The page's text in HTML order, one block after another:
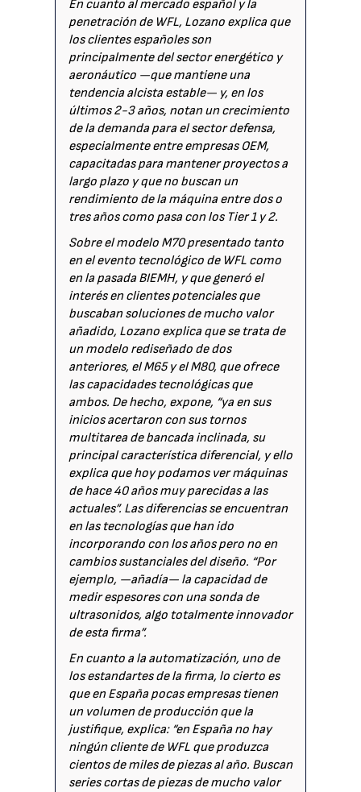
En cuanto al mercado español y la
penetración de WFL, Lozano explica que
los clientes españoles son
principalmente del sector energético y
aeronáutico —que mantiene una
tendencia alcista estable— y, en los
últimos 2-3 años, notan un crecimiento
de la demanda para el sector defensa,
especialmente entre empresas OEM,
capacitadas para mantener proyectos a
largo plazo y que no buscan un
rendimiento de la máquina entre dos o
tres años como pasa con los Tier 1 y 2.
Sobre el modelo M70 presentado tanto
en el evento tecnológico de WFL como
en la pasada BIEMH, y que generó el
interés en clientes potenciales que
buscaban soluciones de mucho valor
añadido, Lozano explica que se trata de
un modelo rediseñado de dos
anteriores, el M65 y el M80, que ofrece
las capacidades tecnológicas que
ambos. De hecho, expone, “ya en sus
inicios acertaron con sus tornos
multitarea de bancada inclinada, su
principal característica diferencial, y ello
explica que hoy podamos ver máquinas
de hace 40 años muy parecidas a las
actuales”. Las diferencias se encuentran
en las tecnologías que han ido
incorporando con los años pero no en
cambios sustanciales del diseño. “Por
ejemplo, —añadía— la capacidad de
medir espesores con una sonda de
ultrasonidos, algo totalmente innovador
de esta firma”.
En cuanto a la automatización, uno de
los estandartes de la firma, lo cierto es
que en España pocas empresas tienen
un volumen de producción que la
justifique, explica: “en España no hay
ningún cliente de WFL que produzca
cientos de miles de piezas al año. Buscan
series cortas de piezas de mucho valor